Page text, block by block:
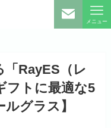
メニュー
「RayES（レ
フトに最適な5
グラス】